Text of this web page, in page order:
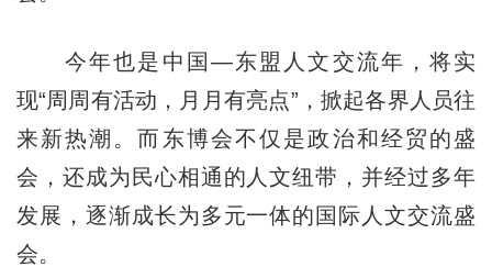
今年也是中国—东盟人文交流年，将实
现“周周有活动，月月有亮点”，掀起各界人员往
来新热潮。而东博会不仅是政治和经贸的盛
会，还成为民心相通的人文纽带，并经过多年
发展，逐渐成长为多元一体的国际人文交流盛
会。